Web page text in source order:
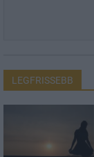
LEGFRISSEBB